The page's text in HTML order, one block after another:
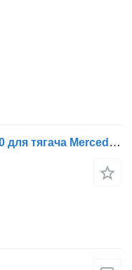
Подушка рессоры A9603238040 для тягача Mercedes-Benz Actros 1840 MP4 Euro6